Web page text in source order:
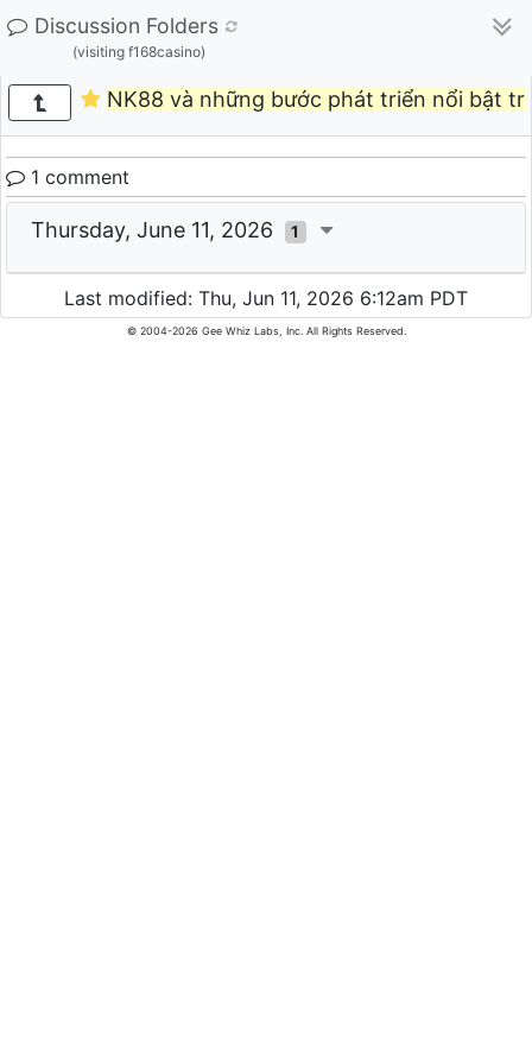
Discussion Folders
(visiting f168casino)
NK88 và những bước phát triển nổi bật
1 comment
Thursday, June 11, 2026 1
Last modified: Thu, Jun 11, 2026 6:12am PDT
© 2004-2026 Gee Whiz Labs, Inc. All Rights Reserved.